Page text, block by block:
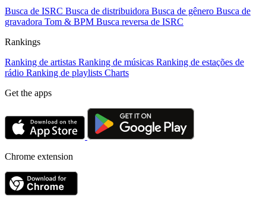
Busca de ISRC Busca de distribuidora Busca de gênero Busca de
gravadora Tom & BPM Busca reversa de ISRC
Rankings
Ranking de artistas Ranking de músicas Ranking de estações de
rádio Ranking de playlists Charts
Get the apps
Chrome extension